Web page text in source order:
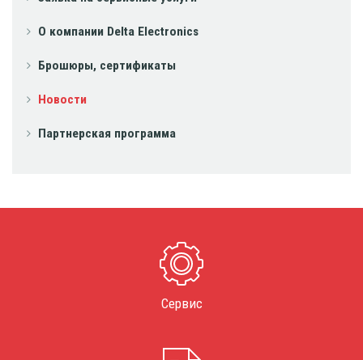
О компании Delta Electronics
Брошюры, сертификаты
Новости
Партнерская программа
Сервис